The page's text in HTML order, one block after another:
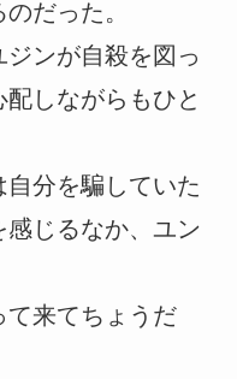
だった。
ンが自殺を図っ
しながらもひと
分を騙していた
じるなか、ユン
て来てちょうだ